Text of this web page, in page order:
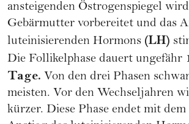
ansteigenden Östrogenspiegel
Gebärmutter vorbereitet und das
luteinisierenden Hormons (LH)
Die Follikelphase dauert ungefähr
Tage. Von den drei Phasen
meisten. Vor den Wechseljahren
kürzer. Diese Phase endet mit